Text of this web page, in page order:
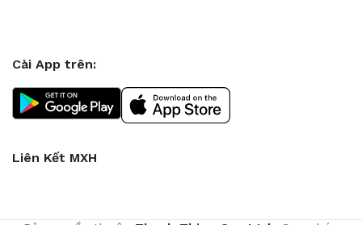
Cài App trên:
Liên Kết MXH